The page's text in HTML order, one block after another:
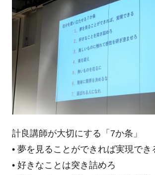
計良講師が大切にする「7か条」
• 夢を見ることができれば実現でき
• 好きなことは突き詰めろ